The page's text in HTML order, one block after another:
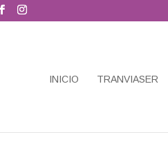
INICIO TRANVIASER